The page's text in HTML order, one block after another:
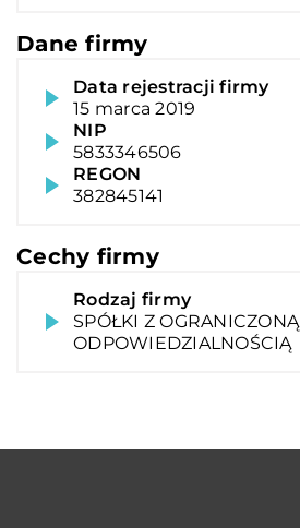
Dane firmy
Data rejestracji firmy
15 marca 2019
NIP
5833346506
REGON
382845141
Cechy firmy
Rodzaj firmy
SPÓŁKI Z OGRANICZONĄ
ODPOWIEDZIALNOŚCIĄ